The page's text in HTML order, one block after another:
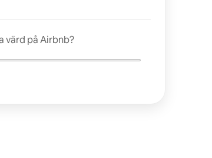
värd på Airbnb?